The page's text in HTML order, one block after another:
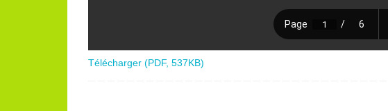
Télécharger (PDF, 537KB)